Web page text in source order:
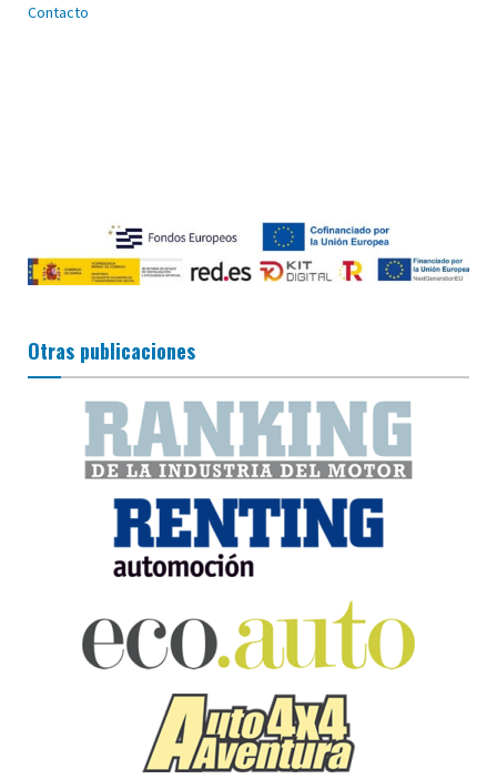
Contacto
Otras publicaciones